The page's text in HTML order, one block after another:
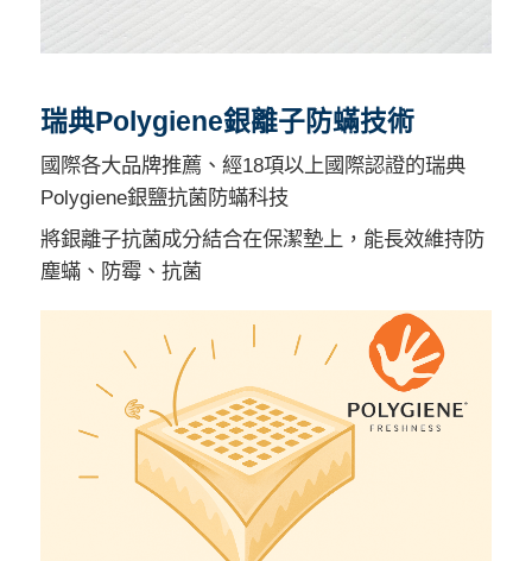
瑞典Polygiene銀離子防蟎技術
國際各大品牌推薦、經18項以上國際認證的瑞典
Polygiene銀鹽抗菌防蟎科技
將銀離子抗菌成分結合在保潔墊上，能長效維持防
塵蟎、防霉、抗菌